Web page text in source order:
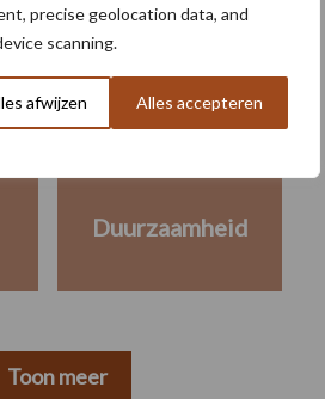
precise geolocation data, and
scanning.
afwijzen Alles accepteren
Duurzaamheid
Toon meer